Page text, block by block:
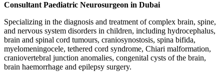
Consultant Paediatric Neurosurgeon in Dubai
Specializing in the diagnosis and treatment of complex brain, spine,
and nervous system disorders in children, including hydrocephalus,
brain and spinal cord tumours, craniosynostosis, spina bifida,
myelomeningocele, tethered cord syndrome, Chiari malformation,
craniovertebral junction anomalies, congenital cysts of the brain,
brain haemorrhage and epilepsy surgery.